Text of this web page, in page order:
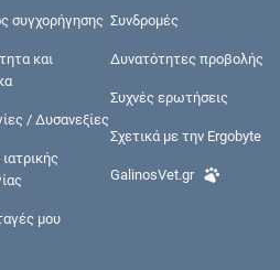
συγχορήγησης
και
/ Δυσανεξίες
μου
Συνδρομές
Δυνατότητες προβολής
Συχνές ερωτήσεις
Σχετικά με την Ergobyte
GalinosVet.gr